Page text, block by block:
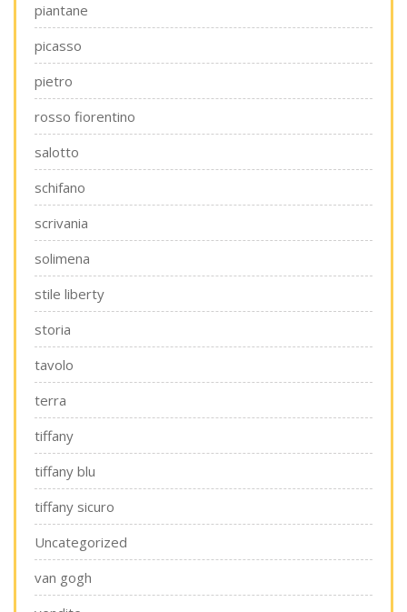
piantane
picasso
pietro
rosso fiorentino
salotto
schifano
scrivania
solimena
stile liberty
storia
tavolo
terra
tiffany
tiffany blu
tiffany sicuro
Uncategorized
van gogh